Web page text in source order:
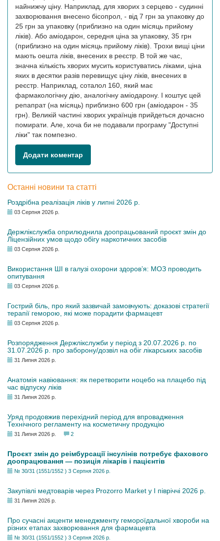
найнижчу ціну. Наприклад, для хворих з серцево - судинні
захворювання внесено бісопрол, - від 7 грн за упаковку до
25 грн за упаковку (приблизно на один місяць прийому
ліків). Або аміодарон, середня ціна за упаковку, 35 грн
(приблизно на один місяць прийому ліків). Трохи вищі ціни
мають оешта ліків, внесених в реєстр. В той же час,
значна кількість хворих мусить користуватись ліками, ціна
яких в десятки разів перевищує ціну ліків, внесених в
реєстр. Наприклад, соталол 160, який має
фармакологічну дію, аналогічну аміодарону. І коштує цей
репапрат (на місяць) приблизно 600 грн (аміодарон - 35
грн). Великій частині хворих українців прийдеться дочасно
помирати. Але, хоча би не подавали програму "Доступні
ліки" так помпезно.
Додати коментар
Останні новини та статті
Роздрібна реалізація ліків у липні 2026 р.
03 Серпня 2026 р.
Держлікслужба оприлюднила доопрацьований проєкт змін до
Ліцензійних умов щодо обігу наркотичних засобів
03 Серпня 2026 р.
Використання ШІ в галузі охорони здоров’я: МОЗ проводить
опитування
03 Серпня 2026 р.
Гострий біль, про який зазвичай замовчують: доказові стратегії
терапії геморою, які може порадити фармацевт
03 Серпня 2026 р.
Розпорядження Держлікслужби у період з 20.07.2026 р. по
31.07.2026 р. про заборону/дозвіл на обіг лікарських засобів
31 Липня 2026 р.
Анатомія навіювання: як перетворити ноцебо на плацебо під
час відпуску ліків
31 Липня 2026 р.
Уряд продовжив перехідний період для впровадження
Технічного регламенту на косметичну продукцію
31 Липня 2026 р. 2
Проєкт змін до реімбурсації інсулінів потребує фахового
доопрацювання — позиція лікарів і пацієнтів
№ 30/31 (1551/1552 ) 3 Серпня 2026 р.
Закупівлі медтоварів через Prozorro Market у I півріччі 2026 р.
31 Липня 2026 р.
Про сучасні акценти менеджменту гемороїдальної хвороби на
різних етапах захворювання для фармацевта
№ 30/31 (1551/1552 ) 3 Серпня 2026 р.